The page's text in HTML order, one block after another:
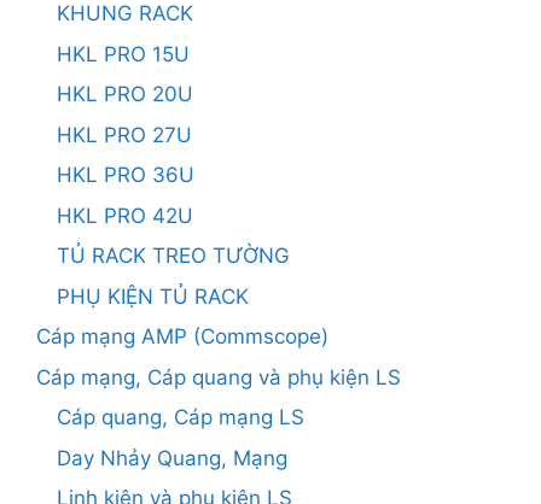
KHUNG RACK
HKL PRO 15U
HKL PRO 20U
HKL PRO 27U
HKL PRO 36U
HKL PRO 42U
TỦ RACK TREO TƯỜNG
PHỤ KIỆN TỦ RACK
Cáp mạng AMP (Commscope)
Cáp mạng, Cáp quang và phụ kiện LS
Cáp quang, Cáp mạng LS
Day Nhảy Quang, Mạng
Linh kiện và phụ kiện LS